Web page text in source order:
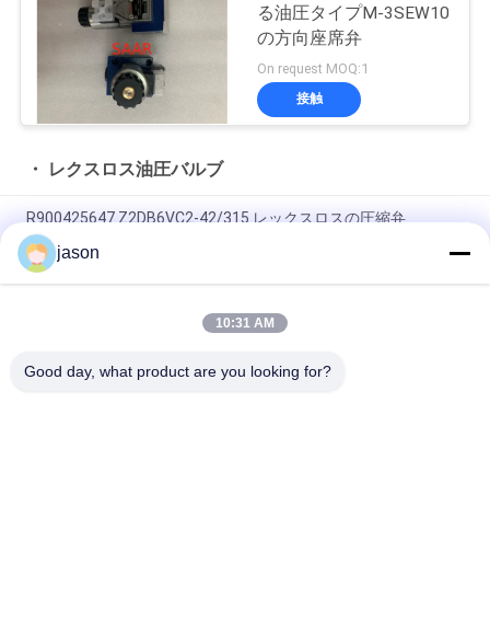
る油圧タイプM-3SEW10
の方向座席弁
On request MOQ:1
接触
・ レクスロス油圧バルブ
R900425647 Z2DB6VC2-42/315 レックスロスの圧縮弁
R901493886 4WRPEH10C3B100L-3X/M/24A1 Rexroth
4WRPEH-3Xシリーズ比例弁
R901382312 4WRPEH6C3B12L-3X/M/24A1 レックスロート
jason
10:31 AM
Good day, what product are you looking for?